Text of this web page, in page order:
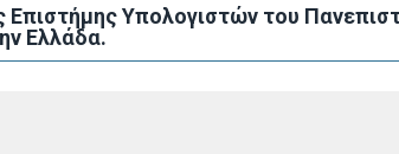
Υπολογιστών του
Ελλάδα.